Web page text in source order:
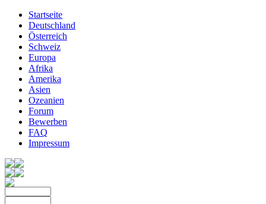
Startseite
Deutschland
Österreich
Schweiz
Europa
Afrika
Amerika
Asien
Ozeanien
Forum
Bewerben
FAQ
Impressum